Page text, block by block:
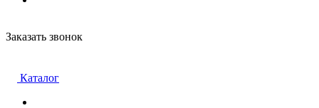
Заказать звонок
Каталог